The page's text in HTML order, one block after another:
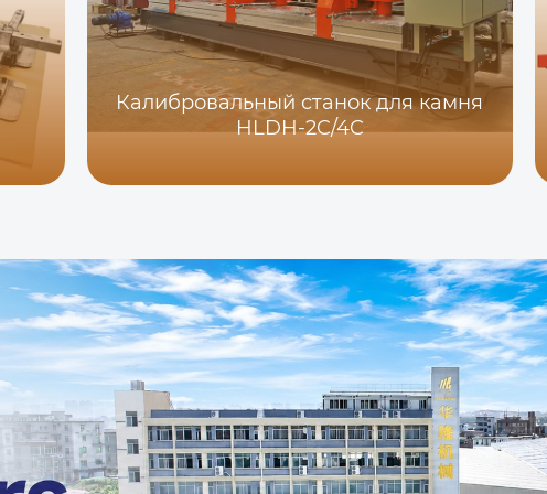
Калибровальный станок для камня
HLDH-2C/4C